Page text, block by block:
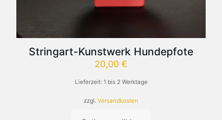
Stringart-Kunstwerk Hundepfote
20,00 €
Lieferzeit: 1 bis 2 Werktage
zzgl. Versandkosten